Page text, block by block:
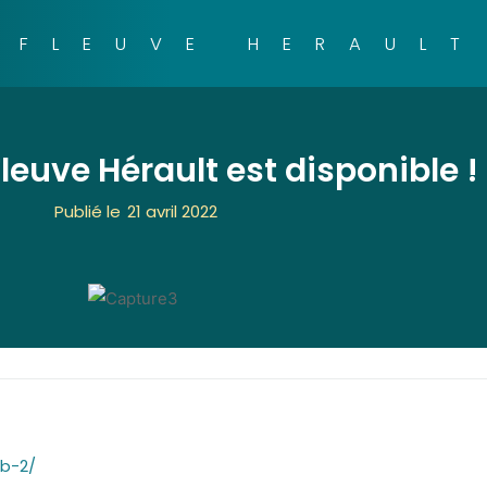
FLEUVE HERAULT
Hérault est disponible !
Publié le 21 avril 2022
2/